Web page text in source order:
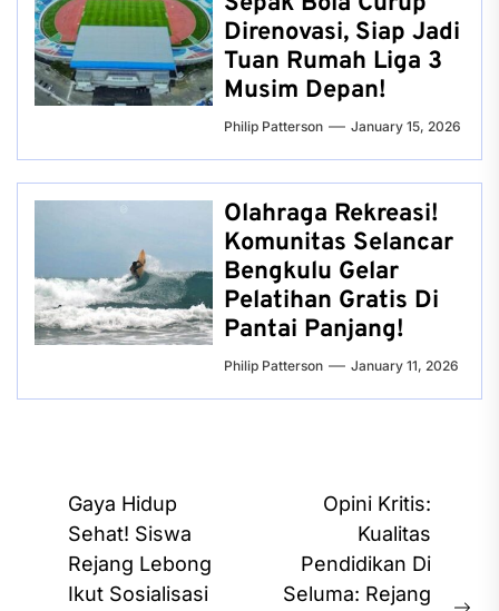
Direnovasi, Siap Jadi
Tuan Rumah Liga 3
Musim Depan!
Philip Patterson January 15, 2026
Olahraga Rekreasi!
Komunitas Selancar
Bengkulu Gelar
Pelatihan Gratis Di
Pantai Panjang!
Philip Patterson January 11, 2026
Post
navigation
Gaya Hidup
Sehat! Siswa
Rejang Lebong
Ikut Sosialisasi
Opini Kritis:
Kualitas
Pendidikan Di
Seluma: Rejang